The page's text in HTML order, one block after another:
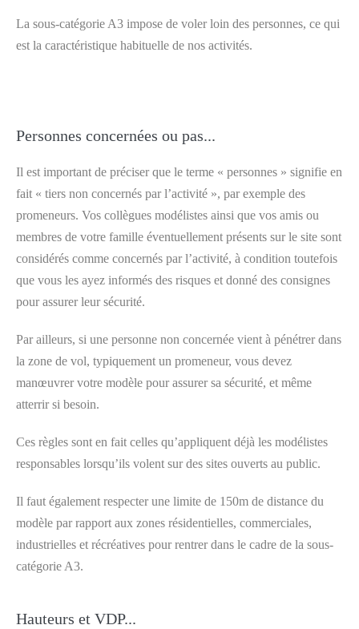
La sous-catégorie A3 impose de voler loin des personnes, ce qui
est la caractéristique habituelle de nos activités.
Personnes concernées ou pas...
Il est important de préciser que le terme « personnes » signifie en
fait « tiers non concernés par l’activité », par exemple des
promeneurs. Vos collègues modélistes ainsi que vos amis ou
membres de votre famille éventuellement présents sur le site sont
considérés comme concernés par l’activité, à condition toutefois
que vous les ayez informés des risques et donné des consignes
pour assurer leur sécurité.
Par ailleurs, si une personne non concernée vient à pénétrer dans
la zone de vol, typiquement un promeneur, vous devez
manœuvrer votre modèle pour assurer sa sécurité, et même
atterrir si besoin.
Ces règles sont en fait celles qu’appliquent déjà les modélistes
responsables lorsqu’ils volent sur des sites ouverts au public.
Il faut également respecter une limite de 150m de distance du
modèle par rapport aux zones résidentielles, commerciales,
industrielles et récréatives pour rentrer dans le cadre de la sous-
catégorie A3.
Hauteurs et VDP...